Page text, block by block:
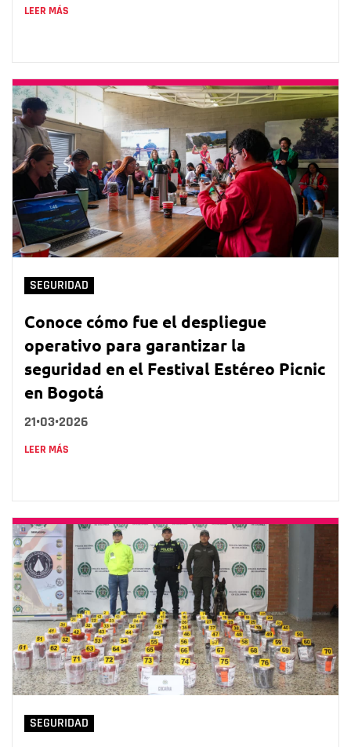
LEER MÁS
SEGURIDAD
Conoce cómo fue el despliegue
operativo para garantizar la
seguridad en el Festival Estéreo Picnic
en Bogotá
21•03•2026
LEER MÁS
SEGURIDAD